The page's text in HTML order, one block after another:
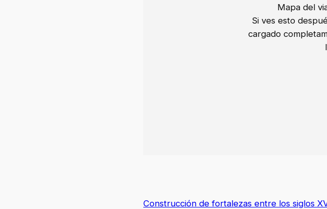
Mapa del
Si ves esto
cargado
Construcción de fortalezas entre los siglos